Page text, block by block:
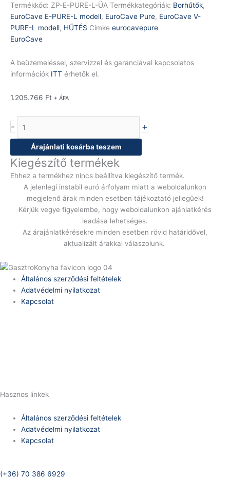
Termékkód: ZP-E-PURE-L-ÜA Termékkategóriák: Borhűtők,
EuroCave E-PURE-L modell, EuroCave Pure, EuroCave V-
PURE-L modell, HŰTÉS Címke eurocavepure
EuroCave
A beüzemeléssel, szervizzel és garanciával kapcsolatos
információk ITT érhetők el.
1.205.766 Ft + ÁFA
- +
Árajánlati kosárba teszem
Kiegészítő termékek
Ehhez a termékhez nincs beállítva kiegészítő termék.
A jelenlegi instabil euró árfolyam miatt a weboldalunkon
megjelenő árak minden esetben tájékoztató jellegűek!
Kérjük vegye figyelembe, hogy weboldalunkon ajánlatkérés
leadása lehetséges.
Az árajánlatkérésekre minden esetben rövid határidővel,
aktualizált árakkal válaszolunk.
Általános szerződési feltételek
Adatvédelmi nyilatkozat
Kapcsolat
Hasznos linkek
Általános szerződési feltételek
Adatvédelmi nyilatkozat
Kapcsolat
(+36) 70 386 6929